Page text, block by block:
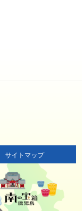
サイトマップ